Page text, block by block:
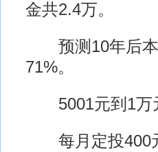
金共2.4万。
预测10年后本
71%。
5001元到1万
每月定投400元